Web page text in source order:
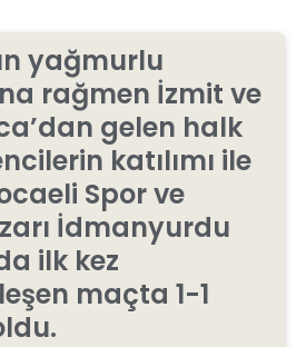
yağmurlu
rağmen İzmit ve
gelen halk
katılımı ile
Spor ve
İdmanyurdu
ilk kez
maçta 1-1